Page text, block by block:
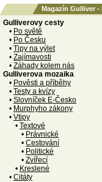
Magazín Gulliver -
Gulliverovy cesty
• Po světě
• Po Česku
• Tipy na výlet
• Zajímavosti
• Záhady kolem nás
Gulliverova mozaika
• Pověsti a příběhy
• Testy a kvízy
• Slovníček E-Česko
• Murphyho zákony
• Vtipy
• Textové
• Právnické
• Cestování
• Politické
• Zvířecí
• Kreslené
• Citáty